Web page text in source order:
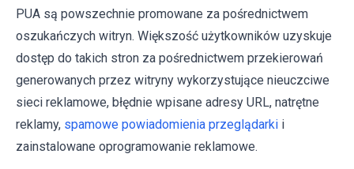
PUA są powszechnie promowane za pośrednictwem
oszukańczych witryn. Większość użytkowników uzyskuje
dostęp do takich stron za pośrednictwem przekierowań
generowanych przez witryny wykorzystujące nieuczciwe
sieci reklamowe, błędnie wpisane adresy URL, natrętne
reklamy, spamowe powiadomienia przeglądarki i
zainstalowane oprogramowanie reklamowe.